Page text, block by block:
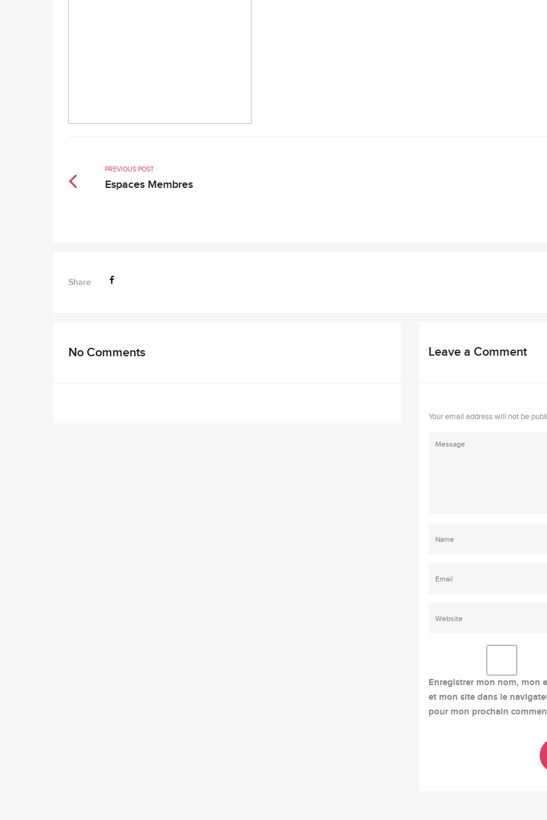
PREVIOUS POST
Espaces Membres
Share
No Comments Leave a Comment
Your email address will not be
Enregistrer mon nom, mon
et mon site dans le
pour mon prochain